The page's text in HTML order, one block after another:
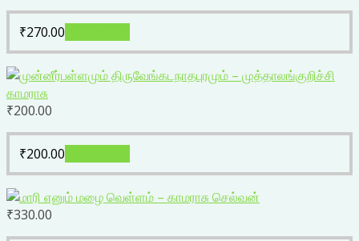
₹270.00
₹200.00
₹200.00
₹330.00